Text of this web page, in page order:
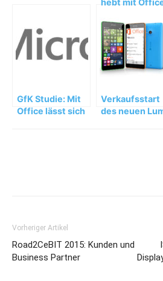
hebt mit
GfK Studie: Mit
Office lässt sich
Verkaufsstart
des neuen
Vorheriger Artikel
Road2CeBIT 2015: Kunden und
Business Partner